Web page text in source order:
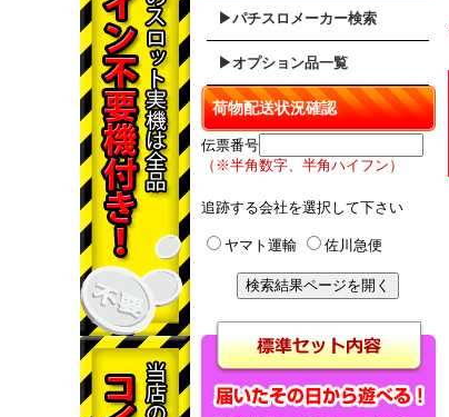
▶パチスロメーカー検索
▶オプション品一覧
荷物配送状況確認
伝票番号
（※半角数字、半角ハイフン）
追跡する会社を選択して下さい
ヤマト運輸 佐川急便